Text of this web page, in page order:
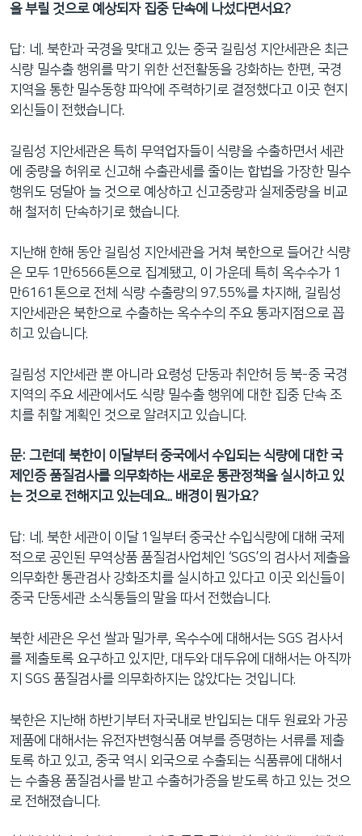
을 부릴 것으로 예상되자 집중 단속에 나섰다면서요?
답: 네. 북한과 국경을 맞대고 있는 중국 길림성 지안세관은 최근
식량 밀수출 행위를 막기 위한 선전활동을 강화하는 한편, 국경
지역을 통한 밀수동향 파악에 주력하기로 결정했다고 이곳 현지
외신들이 전했습니다.
길림성 지안세관은 특히 무역업자들이 식량을 수출하면서 세관
에 중량을 허위로 신고해 수출관세를 줄이는 합법을 가장한 밀수
행위도 덩달아 늘 것으로 예상하고 신고중량과 실제중량을 비교
해 철저히 단속하기로 했습니다.
지난해 한해 동안 길림성 지안세관을 거쳐 북한으로 들어간 식량
은 모두 1만6566톤으로 집계됐고, 이 가운데 특히 옥수수가 1
만6161톤으로 전체 식량 수출량의 97.55%를 차지해, 길림성
지안세관은 북한으로 수출하는 옥수수의 주요 통과지점으로 꼽
히고 있습니다.
길림성 지안세관 뿐 아니라 요령성 단동과 취안허 등 북-중 국경
지역의 주요 세관에서도 식량 밀수출 행위에 대한 집중 단속 조
치를 취할 계획인 것으로 알려지고 있습니다.
문: 그런데 북한이 이달부터 중국에서 수입되는 식량에 대한 국
제인증 품질검사를 의무화하는 새로운 통관정책을 실시하고 있
는 것으로 전해지고 있는데요... 배경이 뭔가요?
답: 네. 북한 세관이 이달 1일부터 중국산 수입식량에 대해 국제
적으로 공인된 무역상품 품질검사업체인 ‘SGS’의 검사서 제출을
의무화한 통관검사 강화조치를 실시하고 있다고 이곳 외신들이
중국 단동세관 소식통들의 말을 따서 전했습니다.
북한 세관은 우선 쌀과 밀가루, 옥수수에 대해서는 SGS 검사서
를 제출토록 요구하고 있지만, 대두와 대두유에 대해서는 아직까
지 SGS 품질검사를 의무화하지는 않았다는 것입니다.
북한은 지난해 하반기부터 자국내로 반입되는 대두 원료와 가공
제품에 대해서는 유전자변형식품 여부를 증명하는 서류를 제출
토록 하고 있고, 중국 역시 외국으로 수출되는 식품류에 대해서
는 수출용 품질검사를 받고 수출허가증을 받도록 하고 있는 것으
로 전해졌습니다.